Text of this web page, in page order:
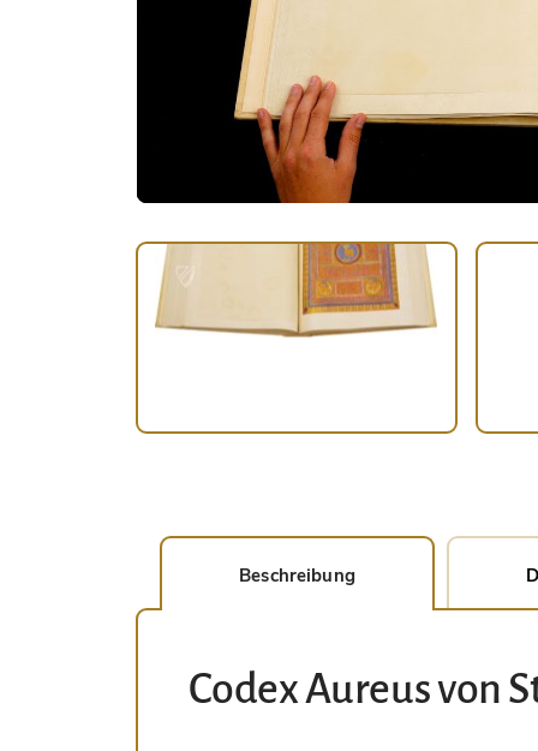
Beschreibung
Codex Aureus von